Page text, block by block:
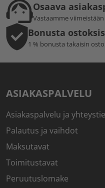
Osaava
Vastaamme
Bonusta
1 % bonusta takaisin
ASIAKASPALVELU
Asiakaspalvelu ja
Palautus ja vaihdot
Maksutavat
Toimitustavat
Peruutuslomake